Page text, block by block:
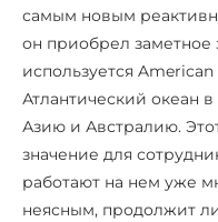
самым новым
он приобрел заметное
используется
Атлантический океан
Азию и Австралию.
значение для
работают на нем уже
неясным, продолжит